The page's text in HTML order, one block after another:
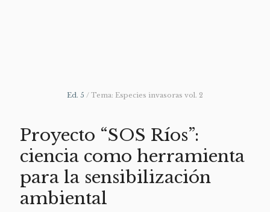
Ed. 5 / Tema: Especies invasoras vol. 2
Proyecto “SOS Ríos”:
ciencia como herramienta
para la sensibilización
ambiental